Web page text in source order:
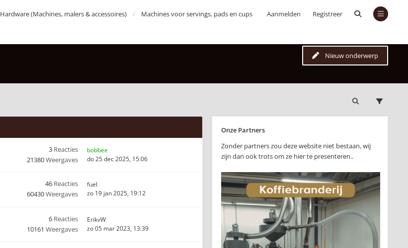
Aanmelden Registreer
Hardware (Machines, malers & accessoires) Machines voor servings, pads en cups
Nieuw onderwerp
3 Reacties
21380Weergaves
bobbee
do 25 dec 2025, 15:06
46 Reacties
60430Weergaves
fuel
zo 19 jan 2025, 19:12
6 Reacties
10161 Weergaves
ErikvW
zo 05 mar 2023, 13:39
Onze Partners
Zonder partners zou deze website niet bestaan, wij
zijn dan ook trots om ze hier te presenteren..